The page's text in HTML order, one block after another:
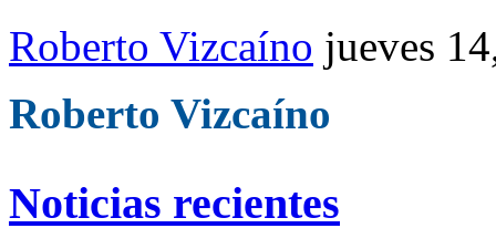
Roberto Vizcaíno jueves
Roberto Vizcaíno
Noticias recientes